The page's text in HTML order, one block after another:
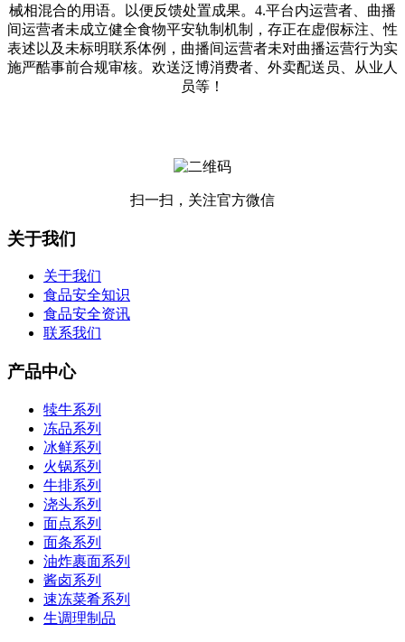
械相混合的用语。以便反馈处置成果。4.平台内运营者、曲播
间运营者未成立健全食物平安轨制机制，存正在虚假标注、性
表述以及未标明联系体例，曲播间运营者未对曲播运营行为实
施严酷事前合规审核。欢送泛博消费者、外卖配送员、从业人
员等！
扫一扫，关注官方微信
关于我们
关于我们
食品安全知识
食品安全资讯
联系我们
产品中心
犊牛系列
冻品系列
冰鲜系列
火锅系列
牛排系列
浇头系列
面点系列
面条系列
油炸裹面系列
酱卤系列
速冻菜肴系列
生调理制品